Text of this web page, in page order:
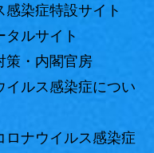
染症特設サイト
ルサイト
策・内閣官房
イルス感染症につい
ロナウイルス感染症